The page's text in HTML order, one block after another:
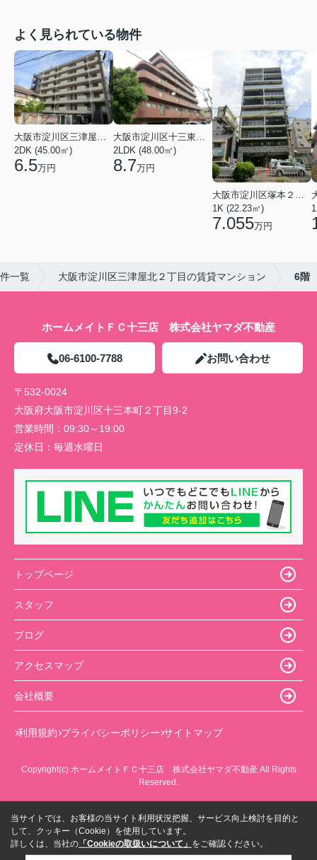
よく見られている物件
大阪市淀川区三津屋南２丁目
2DK (45.00㎡)
6.5万円
大阪市淀川区十三東４丁目
2LDK (48.00㎡)
8.7万円
大阪市淀川区塚本２丁目
1K (22.23㎡)
7.055万円
一覧 大阪市淀川区三津屋北２丁目の賃貸マンション 6階
ホームメイトＦＣ十三店 株式会社ヤマダ不動産
06-6100-7788 お問い合わせ
〒532-0024
大阪府大阪市淀川区十三本町２丁目9-2
営業時間： 09:30～19:00
定休日： 毎週水曜日
トップページ
スタッフ
ブログ
アクセスマップ
会社概要
利用規約 プライバシーポリシー サイトマップ
Copyright(c) ホームメイトＦＣ十三店 株式会社ヤマダ不動産 All Rights
Reserved.
当サイトでは、お客様の当サイト利用状況把握、サービス向上検討を目的と
して、クッキー（Cookie）を使用しています。
詳しくは、当社の 「Cookieの取扱いについて」 をご確認ください。